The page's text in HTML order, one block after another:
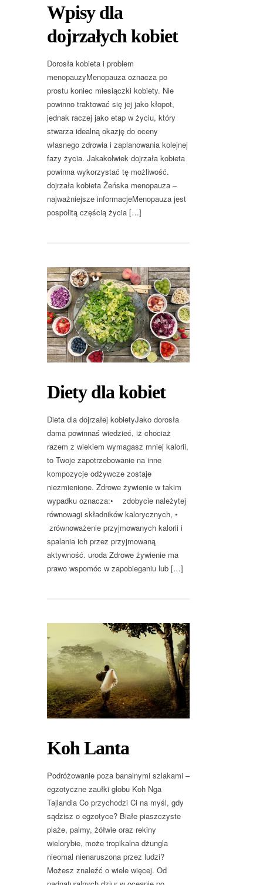
Wpisy dla
dojrzałych kobiet
Dorosła kobieta i problem
menopauzyMenopauza oznacza po
prostu koniec miesiączki kobiety. Nie
powinno traktować się jej jako kłopot,
jednak raczej jako etap w życiu, który
stwarza idealną okazję do oceny
własnego zdrowia i zaplanowania kolejnej
fazy życia. Jakakolwiek dojrzała kobieta
powinna wykorzystać tę możliwość.
dojrzała kobieta Żeńska menopauza –
najważniejsze informacjeMenopauza jest
pospolitą częścią życia […]
Diety dla kobiet
Dieta dla dojrzałej kobietyJako dorosła
dama powinnaś wiedzieć, iż chociaż
razem z wiekiem wymagasz mniej kalorii,
to Twoje zapotrzebowanie na inne
kompozycje odżywcze zostaje
niezmienione. Zdrowe żywienie w takim
wypadku oznacza:• zdobycie należytej
równowagi składników kalorycznych, •
zrównoważenie przyjmowanych kalorii i
spalania ich przez przyjmowaną
aktywność. uroda Zdrowe żywienie ma
prawo wspomóc w zapobieganiu lub […]
Koh Lanta
Podróżowanie poza banalnymi szlakami –
egzotyczne zaułki globu Koh Nga
Tajlandia Co przychodzi Ci na myśl, gdy
sądzisz o egzotyce? Białe piaszczyste
plaże, palmy, żółwie oraz rekiny
wielorybie, może tropikalna dżungla
nieomal nienaruszona przez ludzi?
Możesz znaleźć o wiele więcej. Od